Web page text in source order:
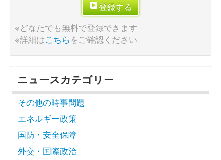
登録する
※どなたでも無料で登録できます
※詳細はこちらをご確認ください
ニュースカテゴリー
その他の時事問題
エネルギー政策
国防・安全保障
外交・国際政治